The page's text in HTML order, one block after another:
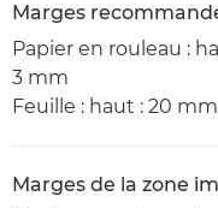
Marges
Papier en rouleau :
3 mm
Feuille : haut : 20
Marges de la zone